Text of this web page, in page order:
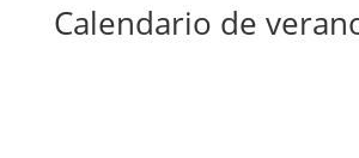
Calendario de